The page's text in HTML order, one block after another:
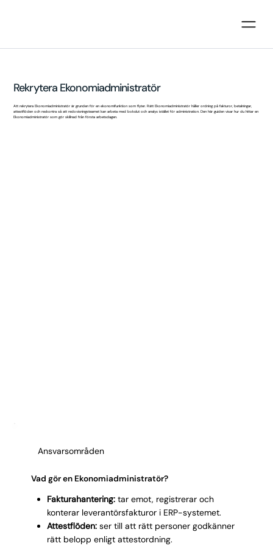
Rekrytera Ekonomiadministratör
Att rekrytera Ekonomiadministratör är grunden för en ekonomifunktion som flyter. Rätt Ekonomiadministratör håller ordning på fakturor, betalningar,
attestflöden och reskontra så att redovisningsteamet kan arbeta med bokslut och analys istället för administration. Den här guiden visar hur du hittar en
Ekonomiadministratör som gör skillnad från första arbetsdagen.
Ansvarsområden
Vad gör en Ekonomiadministratör?
Fakturahantering:tar emot, registrerar och
konterar leverantörsfakturor i ERP-systemet.
Attestflöden:ser till att rätt personer godkänner
rätt belopp enligt attestordning.